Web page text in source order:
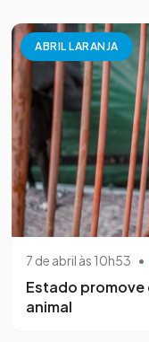
ABRIL LARANJA
7 de abril às 10h53 •
Estado
animal